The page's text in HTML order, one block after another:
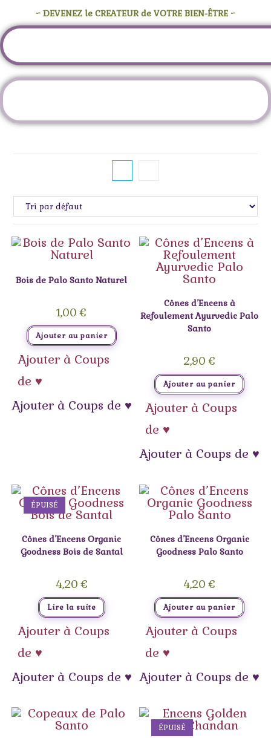
~ DEVENEZ le CREATEUR de VOTRE BIEN-ÊTRE ~
Bois de Palo Santo Naturel
1,00€
Ajouter au panier
Ajouter à Coups
de ♥
Ajouter à Coups de ♥
Cônes d’Encens à
Refoulement Ayurvedic Palo
Santo
2,90€
Ajouter au panier
Ajouter à Coups
de ♥
Ajouter à Coups de ♥
ÉPUISÉ
Cônes d’Encens Organic
Goodness Bois de Santal
4,20€
Lire la suite
Ajouter à Coups
de ♥
Ajouter à Coups de ♥
Cônes d’Encens Organic
Goodness Palo Santo
4,20€
Ajouter au panier
Ajouter à Coups
de ♥
Ajouter à Coups de ♥
ÉPUISÉ